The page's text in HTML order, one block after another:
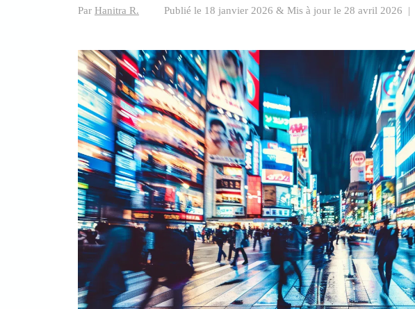
Par Hanitra R. Publié le 18 janvier 2026 & Mis à jour le 28 avril 2026 |